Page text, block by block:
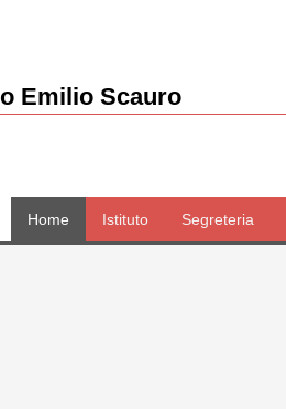
Emilio Scauro
Home Istituto Segreteria